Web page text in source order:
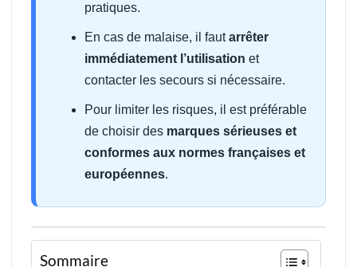
pratiques.
En cas de malaise, il fautarrêter
immédiatement l’utilisation et
contacter les secours si nécessaire.
Pour limiter les risques, il est préférable
de choisir des marques sérieuses et
conformes aux normes françaises et
européennes.
Sommaire